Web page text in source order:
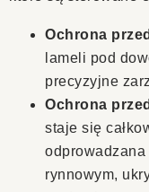
Ochrona
lameli pod
precyzyjne
Ochrona
staje się
rynnowym,